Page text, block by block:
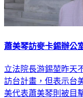
蕭美琴訪麥卡錫辦公
立法院長游錫堃昨天
訪台計畫，但表示台
美代表蕭美琴則被目